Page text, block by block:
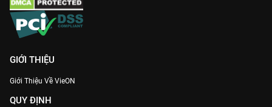
GIỚI THIỆU
Giới Thiệu Về VieON
QUY ĐỊNH